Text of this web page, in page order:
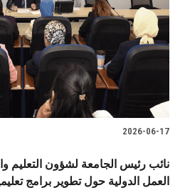
2026-06-17
نائب رئيس الجامعة لشؤون التعليم
العمل الدولية حول تطوير برامج